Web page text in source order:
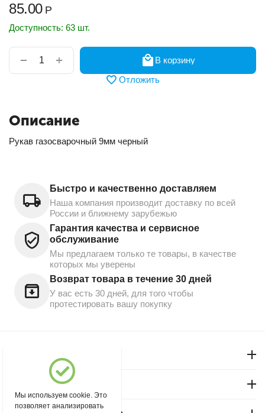
85.00 Р
Доступность: 63 шт.
+
−
В корзину
Отложить
Описание
Рукав газосварочный 9мм черный
Быстро и качественно доставляем
Наша компания производит доставку по всей
России и ближнему зарубежью
Гарантия качества и сервисное
обслуживание
Мы предлагаем только те товары, в качестве
которых мы уверены
Возврат товара в течение 30 дней
У вас есть 30 дней, для того чтобы
протестировать вашу покупку
Магазин "Северный"
Мы используем cookie. Это
позволяет анализировать